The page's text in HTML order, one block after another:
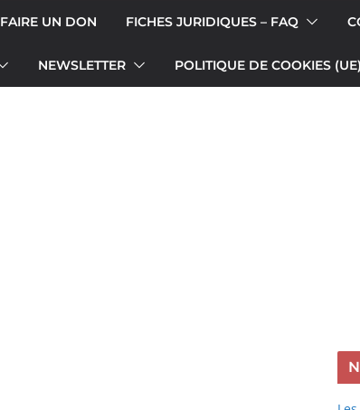
FAIRE UN DON FICHES JURIDIQUES – FAQ
NEWSLETTER POLITIQUE DE COOKIES (UE)